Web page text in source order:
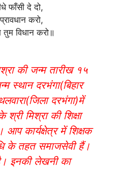
फाँसी दे दो,
करो,
तुम विधान करो॥
की जन्म तारीख १५
स्थान दरभंगा(बिहार
दरभंगा)में
मिश्रा की शिक्षा
आप कार्यक्षेत्र में शिक्षक
के तहत समाजसेवी हैं।
इनकी लेखनी का